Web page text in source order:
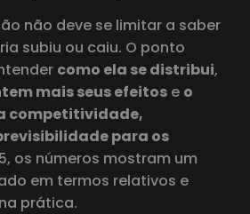
não deve se limitar a saber
subiu ou caiu. O ponto
como ela se distribui,
mais seus efeitos e o
competitividade,
para os
os números mostram um
em termos relativos e
prática.